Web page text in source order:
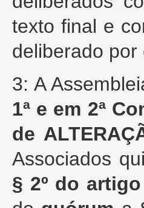
texto final e
deliberado
3: A
1ª e em 2ª
de
Associados
§ 2º do